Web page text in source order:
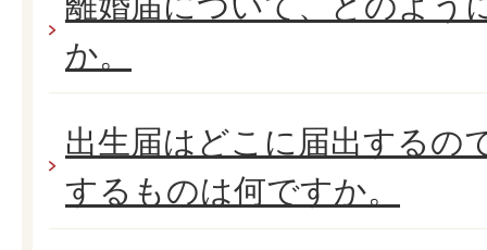
か。
出生届はどこに届出するの
するものは何ですか。